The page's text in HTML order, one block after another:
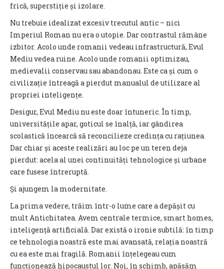
frică, superstiție și izolare.
Nu trebuie idealizat excesiv trecutul antic – nici
Imperiul Roman nu era o utopie. Dar contrastul rămâne
izbitor. Acolo unde romanii vedeau infrastructură, Evul
Mediu vedea ruine. Acolo unde romanii optimizau,
medievalii conservau sau abandonau. Este ca și cum o
civilizație întreagă a pierdut manualul de utilizare al
propriei inteligențe.
Desigur, Evul Mediu nu este doar întuneric. În timp,
universitățile apar, goticul se înalță, iar gândirea
scolastică încearcă să reconcilieze credința cu rațiunea.
Dar chiar și aceste realizări au loc pe un teren deja
pierdut: acela al unei continuități tehnologice și urbane
care fusese întreruptă.
Și ajungem la modernitate.
La prima vedere, trăim într-o lume care a depășit cu
mult Antichitatea. Avem centrale termice, smart homes,
inteligență artificială. Dar există o ironie subtilă: în timp
ce tehnologia noastră este mai avansată, relația noastră
cu ea este mai fragilă. Romanii înțelegeau cum
funcționează hipocaustul lor. Noi, în schimb, apăsăm